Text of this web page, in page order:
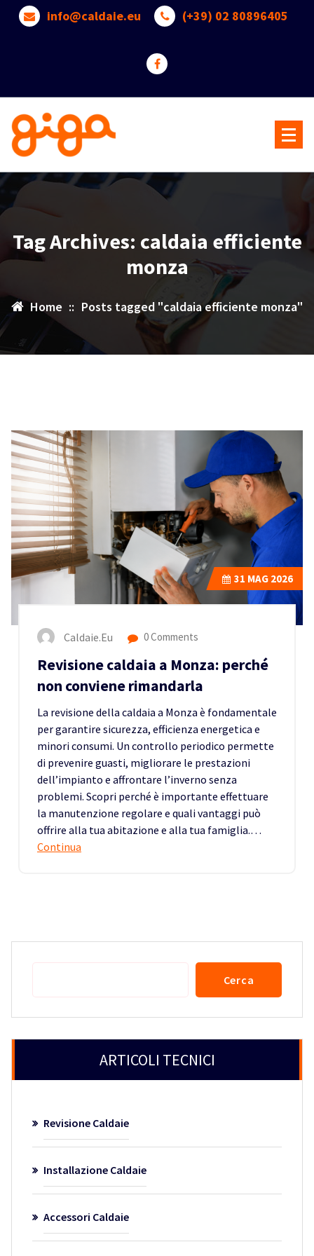
info@caldaie.eu (+39) 02 80896405
Tag Archives: caldaia efficiente
monza
Home :: Posts tagged "caldaia efficiente monza"
31 MAG 2026
Caldaie.eu 0 Comments
Revisione caldaia a Monza: perché
non conviene rimandarla
La revisione della caldaia a Monza è fondamentale
per garantire sicurezza, efficienza energetica e
minori consumi. Un controllo periodico permette
di prevenire guasti, migliorare le prestazioni
dell’impianto e affrontare l’inverno senza
problemi. Scopri perché è importante effettuare
la manutenzione regolare e quali vantaggi può
offrire alla tua abitazione e alla tua famiglia.…
Continua
Cerca
ARTICOLI TECNICI
Revisione Caldaie
Installazione Caldaie
Accessori Caldaie